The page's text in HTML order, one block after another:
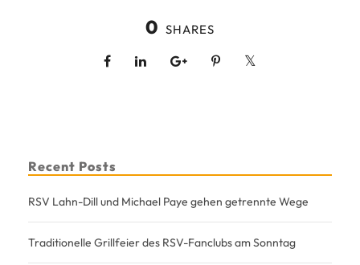
0 SHARES
Recent Posts
RSV Lahn-Dill und Michael Paye gehen getrennte Wege
Traditionelle Grillfeier des RSV-Fanclubs am Sonntag